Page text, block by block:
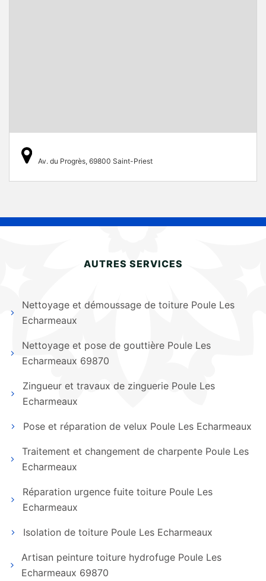
Av. du Progrès, 69800 Saint-Priest
AUTRES SERVICES
Nettoyage et démoussage de toiture Poule Les
Echarmeaux
Nettoyage et pose de gouttière Poule Les
Echarmeaux 69870
Zingueur et travaux de zinguerie Poule Les
Echarmeaux
Pose et réparation de velux Poule Les Echarmeaux
Traitement et changement de charpente Poule Les
Echarmeaux
Réparation urgence fuite toiture Poule Les
Echarmeaux
Isolation de toiture Poule Les Echarmeaux
Artisan peinture toiture hydrofuge Poule Les
Echarmeaux 69870